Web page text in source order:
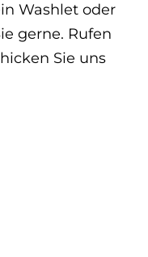
Washlet oder
gerne. Rufen
Sie uns